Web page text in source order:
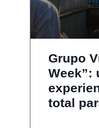
Grupo
Week”:
total